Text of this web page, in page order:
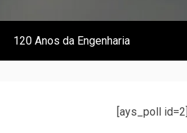
120 Anos da Engenharia
[ays_poll id=2]